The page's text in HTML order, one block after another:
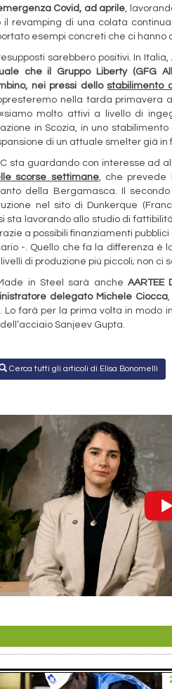
Covid, ad aprile,
il revamping di una colata
esempi concreti che ci
sarebbero positivi. In
che il Gruppo Liberty (GFG
nei pressi dellostabilimento
nella tarda primavera
«siamo molto attivi a livello di
in Scozia, in uno
di un attuale smelter già in
sta guardando con interesse ad
scorse settimane, che prevede
della Bergamasca. Il
nel sito di Dunkerque
sta lavorando allo studio di
a possibili finanziamenti
-. Quello che fa la differenza è
di produzione più piccoli; non ci
in Steel sarà anche
delegato Michele Ciocca,
Lo farà per la prima volta in modo
Sanjeev Gupta.
Cerca tutti gli articoli di Elisa Bonomelli